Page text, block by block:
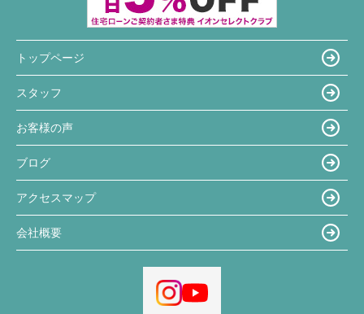
トップページ
スタッフ
お客様の声
ブログ
アクセスマップ
会社概要